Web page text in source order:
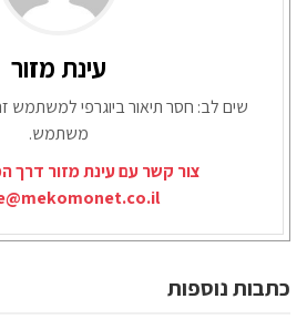
עינת מזור
שים לב: חסר תיאור ביוגרפי למשתמש
משתמש.
צור קשר עם עינת מזור דרך
כתבות נוספות